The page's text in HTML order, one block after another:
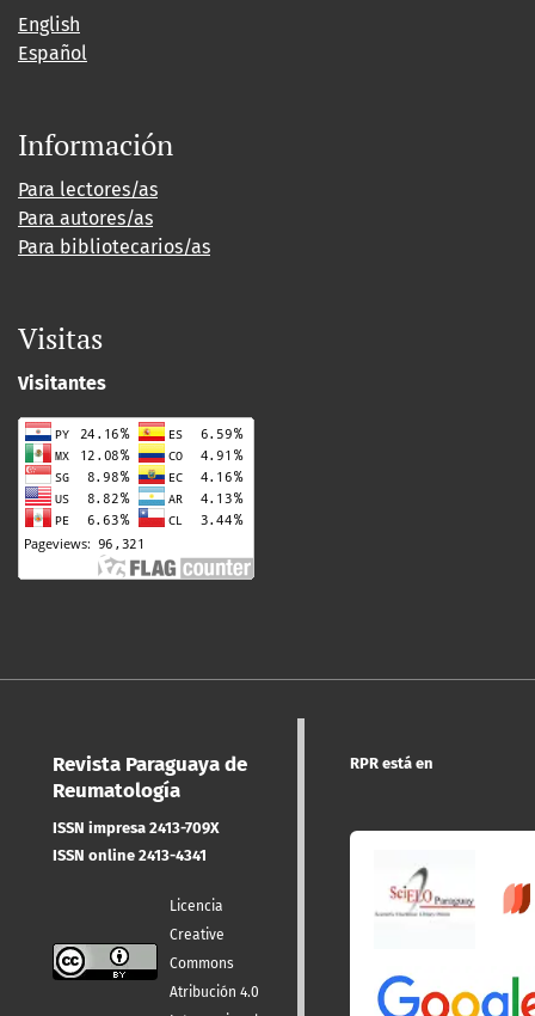
English
Español
Información
Para lectores/as
Para autores/as
Para bibliotecarios/as
Visitas
Visitantes
Revista Paraguaya de
Reumatología
ISSN impresa 2413-709X
ISSN online 2413-4341
Licencia
Creative
Commons
Atribución 4.0
RPR está en